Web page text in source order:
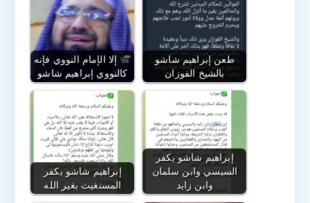
إلا الإمام النووي فإنه
كالنووي إبراهيم شاشو
طعن إبراهيم شاشو
بالشيخ الفوزان
إبراهيم شاشو يكفر
المستغيث بغير الله
إبراهيم شاشو يكفر
السيسي وابن سلمان
وابن زايد